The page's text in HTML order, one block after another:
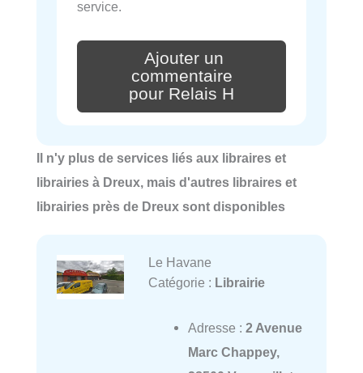
service.
Ajouter un
commentaire
pour Relais H
Il n'y plus de services liés aux libraires et
librairies à Dreux, mais d'autres libraires et
librairies près de Dreux sont disponibles
Le Havane
Catégorie : Librairie
Adresse : 2 Avenue
Marc Chappey,